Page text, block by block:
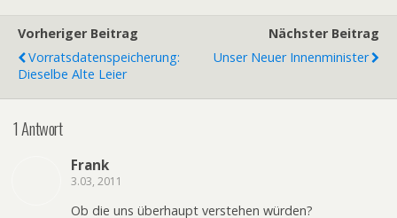
Vorheriger Beitrag
Vorratsdatenspeicherung:
Dieselbe Alte Leier
Nächster Beitrag
Unser Neuer Innenminister
1 Antwort
Frank
3.03, 2011
Ob die uns überhaupt verstehen würden?